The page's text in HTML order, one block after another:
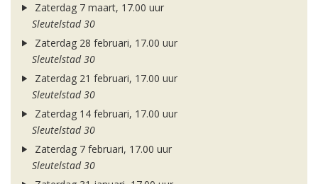
Zaterdag 7 maart, 17.00 uur
Sleutelstad 30
Zaterdag 28 februari, 17.00 uur
Sleutelstad 30
Zaterdag 21 februari, 17.00 uur
Sleutelstad 30
Zaterdag 14 februari, 17.00 uur
Sleutelstad 30
Zaterdag 7 februari, 17.00 uur
Sleutelstad 30